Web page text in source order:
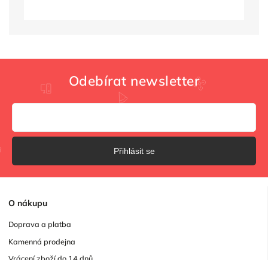
O nákupu
Doprava a platba
Kamenná prodejna
Odebírat newsletter
Přihlásit se